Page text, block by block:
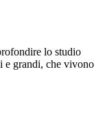
lo studio
e grandi, che vivono